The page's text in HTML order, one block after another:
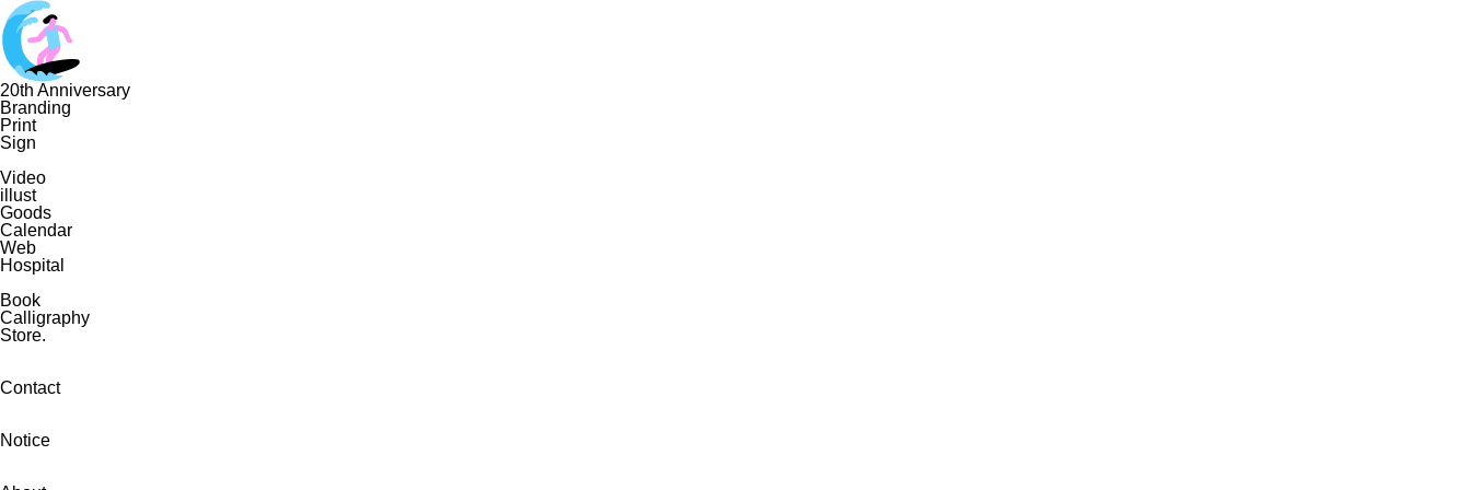
20th Anniversary
Branding
Print
Sign
Video
illust
Goods
Calendar
Web
Hospital
Book
Calligraphy
Store.
Contact
Notice